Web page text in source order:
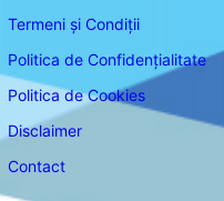
Termeni și Condiții
Politica de Confidențialitate
Politica de Cookies
Disclaimer
Contact